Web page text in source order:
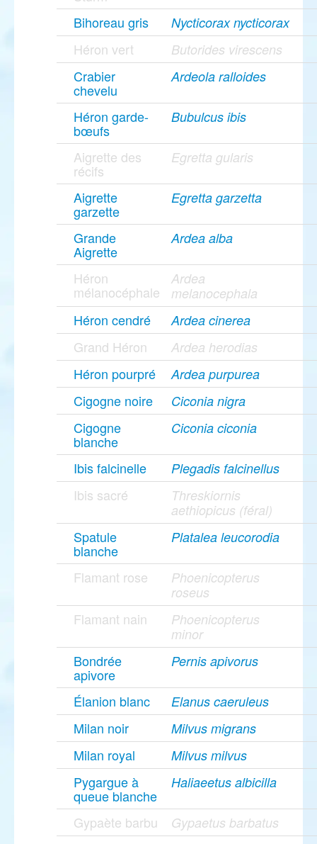
Bihoreau gris
Nycticorax nycticorax
Héron vert Butorides virescens
Crabier
chevelu
Ardeola ralloides
Héron garde-
bœufs
Bubulcus ibis
Aigrette des
récifs
Egretta gularis
Aigrette
garzette
Egretta garzetta
Grande
Aigrette
Ardea alba
Héron
mélanocéphale
Ardea
melanocephala
Héron cendré Ardea cinerea
Grand Héron Ardea herodias
Héron pourpré Ardea purpurea
Cigogne noire Ciconia nigra
Cigogne
blanche
Ciconia ciconia
Ibis falcinelle Plegadis falcinellus
Ibis sacré
Threskiornis
aethiopicus (féral)
Spatule
blanche
Platalea leucorodia
Flamant rose
Phoenicopterus
roseus
Flamant nain
Phoenicopterus
minor
Bondrée
apivore
Pernis apivorus
Élanion blanc Elanus caeruleus
Milan noir Milvus migrans
Milan royal Milvus milvus
Pygargue à
queue blanche
Haliaeetus albicilla
Gypaète barbu Gypaetus barbatus